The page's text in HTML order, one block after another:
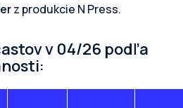
z produkcie N Press.
v 04/26 podľa